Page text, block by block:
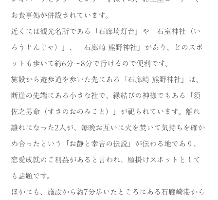
お食事処が併設されています。
近くには観光名所である「石廊埼灯台」や「石室神社（い
ろうじんじゃ）」、「石廊崎 熊野神社」があり、どのスポ
ットも歩いて約6分～8分で行けるので便利です。
施設から遊歩道を歩いた先にある「石廊崎 熊野神社」は、
断崖の先端にある小さな社で、縁結びの神様でもある「須
佐之男命（すさのおのみこと）」が祀られています。離れ
離れになった2人が、毎晩お互いに火を焚いて気持ちを確か
め合ったという「お静と幸吉の伝説」が伝わる地であり、
恋愛成就のご利益があると言われ、願掛けスポットとして
も話題です。
ほかにも、施設から約7分歩いたところにある石廊崎港から